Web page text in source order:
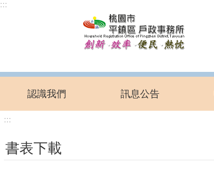
跳到主要內容區塊
:::
認識我們 訊息公告
:::
書表下載